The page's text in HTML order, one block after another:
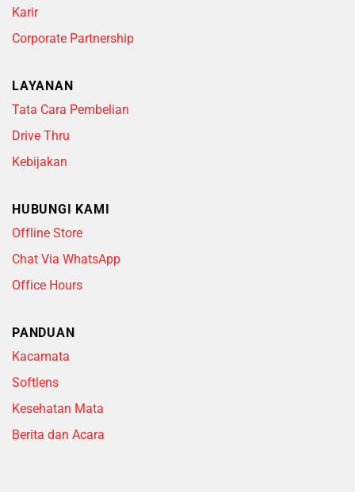
Karir
Corporate Partnership
LAYANAN
Tata Cara Pembelian
Drive Thru
Kebijakan
HUBUNGI KAMI
Offline Store
Chat Via WhatsApp
Office Hours
PANDUAN
Kacamata
Softlens
Kesehatan Mata
Berita dan Acara